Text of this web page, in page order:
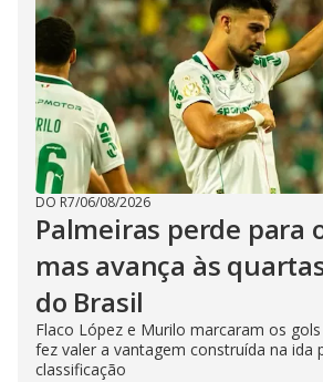
DO R7/06/08/2026
Palmeiras perde para
mas avança às
do Brasil
Flaco López e Murilo marcaram os
fez valer a vantagem construída na ida
classificação